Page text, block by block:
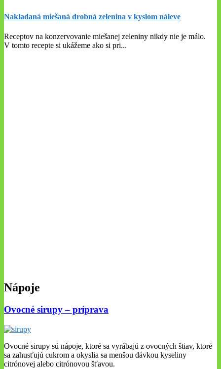
Nakladaná miešaná drobná zelenina v kyslom náleve
Receptov na konzervovanie miešanej zeleniny nikdy nie je málo.
V tomto recepte si ukážeme ako si pri...
Nápoje
Ovocné sirupy – príprava
Ovocné sirupy sú nápoje, ktoré sa vyrábajú z ovocných štiav, ktoré
sa zahusťujú cukrom a okyslia sa menšou dávkou kyseliny
citrónovej alebo citrónovou šťavou.